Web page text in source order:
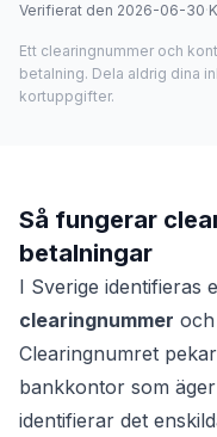
Verifierat den 2026-06-30·
Ett clearingnummer och
betalning. Dela aldrig dina
kortuppgifter.
Så fungerar
betalningar
I Sverige identifieras
clearingnummer
Clearingnumret
bankkontor som
identifierar det